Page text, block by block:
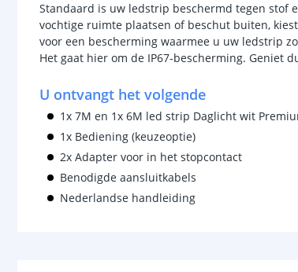
Standaard is uw ledstrip beschermd tegen stof
vochtige ruimte plaatsen of beschut buiten,
voor een bescherming waarmee u uw ledstrip
Het gaat hier om de IP67-bescherming. Geniet
U ontvangt het volgende
1x 7M en 1x 6M led strip Daglicht wit
1x Bediening (keuzeoptie)
2x Adapter voor in het stopcontact
Benodigde aansluitkabels
Nederlandse handleiding